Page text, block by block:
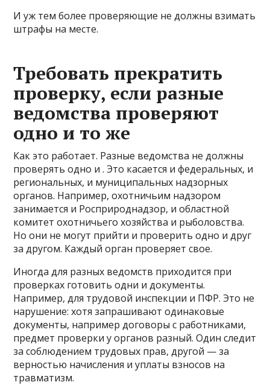
И уж тем более проверяющие не должны взимать
штрафы на месте.
Требовать прекратить
проверку, если разные
ведомства проверяют
одно и то же
Как это работает. Разные ведомства не должны
проверять одно и . Это касается и федеральных, и
региональных, и муниципальных надзорных
органов. Например, охотничьим надзором
занимается и Росприроднадзор, и областной
комитет охотничьего хозяйства и рыболовства.
Но они не могут прийти и проверить одно и друг
за другом. Каждый орган проверяет свое.
Иногда для разных ведомств приходится при
проверках готовить одни и документы.
Например, для трудовой инспекции и ПФР. Это не
нарушение: хотя запрашивают одинаковые
документы, например договоры с работниками,
предмет проверки у органов разный. Один следит
за соблюдением трудовых прав, другой — за
верностью начисления и уплаты взносов на
травматизм.